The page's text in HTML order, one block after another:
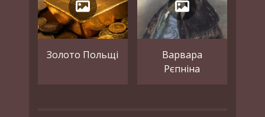
Золото Польщі
Варвара
Рєпніна